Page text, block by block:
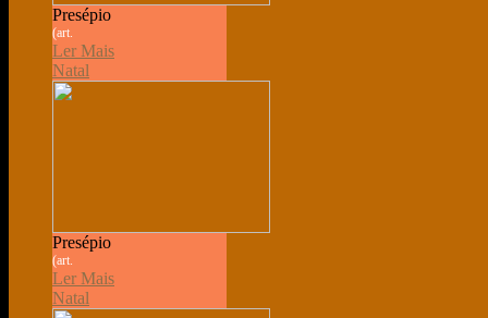
Presépio
(art.
Ler Mais
Natal
Presépio
(art.
Ler Mais
Natal